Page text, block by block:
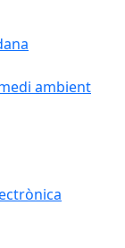
ambient